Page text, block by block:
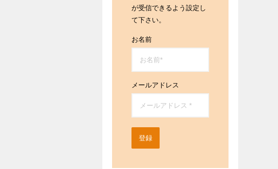
が受信できるよう設定し
て下さい。
お名前
メールアドレス
登録